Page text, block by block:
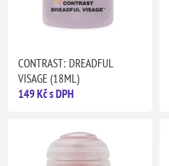
CONTRAST: DREADFUL
VISAGE (18ML)
149 Kč s DPH